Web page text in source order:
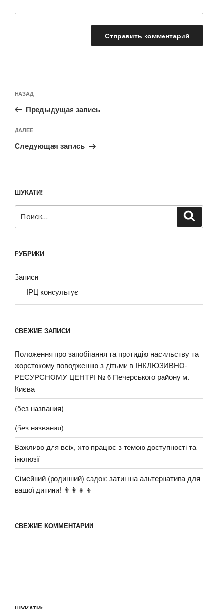
по
записям
Предыдущая
запись:
НАЗАД
Предыдущая запись
Следующая
запись
ДАЛЕЕ
Следующая запись
ШУКАТИ!
РУБРИКИ
Записи
ІРЦ консультує
СВЕЖИЕ ЗАПИСИ
Положення про запобігання та протидію насильству та
жорстокому поводженню з дітьми в ІНКЛЮЗИВНО-
РЕСУРСНОМУ ЦЕНТРІ № 6 Печерського району м.
Києва
(без названия)
(без названия)
Важливо для всіх, хто працює з темою доступності та
інклюзії
Сімейний (родинний) садок: затишна альтернатива для
вашої дитини! 👨‍👩‍👧‍👦
СВЕЖИЕ КОММЕНТАРИИ